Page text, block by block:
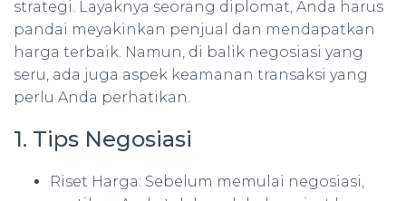
strategi. Layaknya seorang diplomat, Anda harus
pandai meyakinkan penjual dan mendapatkan
harga terbaik. Namun, di balik negosiasi yang
seru, ada juga aspek keamanan transaksi yang
perlu Anda perhatikan.
1. Tips Negosiasi
Riset Harga: Sebelum memulai negosiasi,